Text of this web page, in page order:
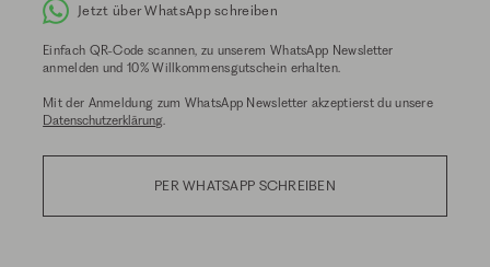
Jetzt über WhatsApp schreiben
Einfach QR-Code scannen, zu unserem WhatsApp Newsletter
anmelden und 10% Willkommensgutschein erhalten.
Mit der Anmeldung zum WhatsApp Newsletter akzeptierst du unsere
Datenschutzerklärung.
PER WHATSAPP SCHREIBEN